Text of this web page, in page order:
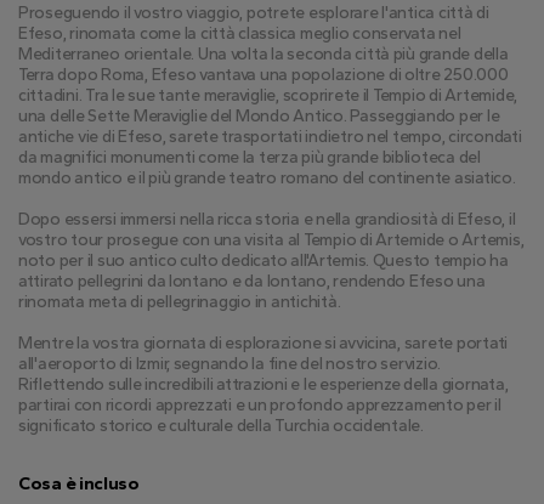
Proseguendo il vostro viaggio, potrete esplorare l'antica città di
Efeso, rinomata come la città classica meglio conservata nel
Mediterraneo orientale. Una volta la seconda città più grande della
Terra dopo Roma, Efeso vantava una popolazione di oltre 250.000
cittadini. Tra le sue tante meraviglie, scoprirete il Tempio di Artemide,
una delle Sette Meraviglie del Mondo Antico. Passeggiando per le
antiche vie di Efeso, sarete trasportati indietro nel tempo, circondati
da magnifici monumenti come la terza più grande biblioteca del
mondo antico e il più grande teatro romano del continente asiatico.
Dopo essersi immersi nella ricca storia e nella grandiosità di Efeso, il
vostro tour prosegue con una visita al Tempio di Artemide o Artemis,
noto per il suo antico culto dedicato all'Artemis. Questo tempio ha
attirato pellegrini da lontano e da lontano, rendendo Efeso una
rinomata meta di pellegrinaggio in antichità.
Mentre la vostra giornata di esplorazione si avvicina, sarete portati
all'aeroporto di Izmir, segnando la fine del nostro servizio.
Riflettendo sulle incredibili attrazioni e le esperienze della giornata,
partirai con ricordi apprezzati e un profondo apprezzamento per il
significato storico e culturale della Turchia occidentale.
Cosa è incluso